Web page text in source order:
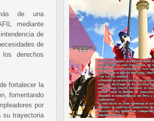
de una
mediante
de
de
derechos
fortalecer la
fomentando
por
su trayectoria